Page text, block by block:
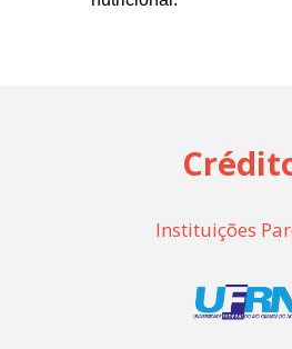
Instituições